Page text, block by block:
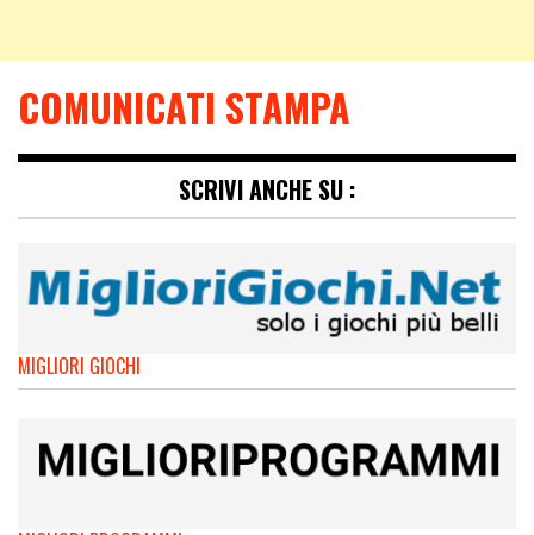
COMUNICATI STAMPA
SCRIVI ANCHE SU :
MIGLIORI GIOCHI